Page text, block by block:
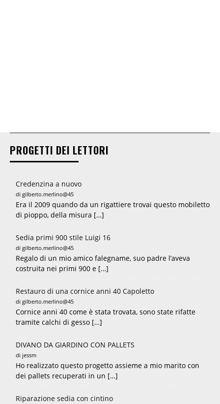
PROGETTI DEI LETTORI
Credenzina a nuovo
di gilberto.merlino@45
Era il 2009 quando da un rigattiere trovai questo mobiletto
di pioppo, della misura […]
Sedia primi 900 stile Luigi 16
di gilberto.merlino@45
Regalo di un mio amico falegname, suo padre l’aveva
costruita nei primi 900 e […]
Restauro di una cornice anni 40 Capoletto
di gilberto.merlino@45
Cornice anni 40 come è stata trovata, sono state rifatte
tramite calchi di gesso […]
DIVANO DA GIARDINO CON PALLETS
di jessm
Ho realizzato questo progetto assieme a mio marito con
dei pallets recuperati in un […]
Riparazione sedia con cintino